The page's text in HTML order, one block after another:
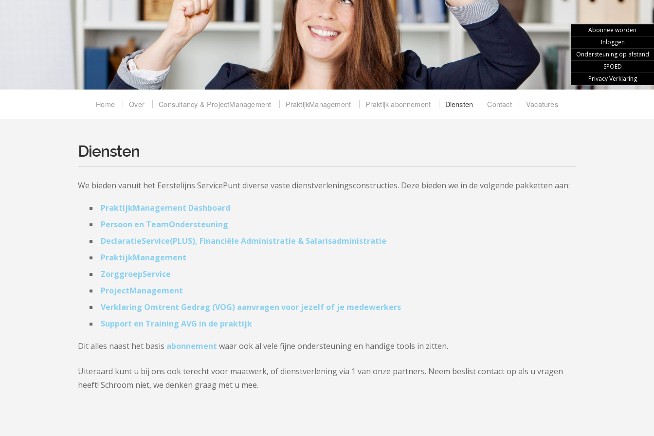
Home Over Consultancy & ProjectManagement PraktijkManagement Praktijk abonnement Diensten Contact Vacatures
Diensten
We bieden vanuit het Eerstelijns ServicePunt diverse vaste dienstverleningsconstructies. Deze bieden we in de volgende pakketten aan:
PraktijkManagement Dashboard
Persoon en TeamOndersteuning
DeclaratieService(PLUS), Financiële Administratie & Salarisadministratie
PraktijkManagement
ZorggroepService
ProjectManagement
Verklaring Omtrent Gedrag (VOG) aanvragen voor jezelf of je medewerkers
Support en Training AVG in de praktijk
Dit alles naast het basis abonnement waar ook al vele fijne ondersteuning en handige tools in zitten.
Uiteraard kunt u bij ons ook terecht voor maatwerk, of dienstverlening via 1 van onze partners. Neem beslist contact op als u vragen
heeft! Schroom niet, we denken graag met u mee.
Abonnee worden
Inloggen
Ondersteuning op afstand
SPOED
Privacy Verklaring